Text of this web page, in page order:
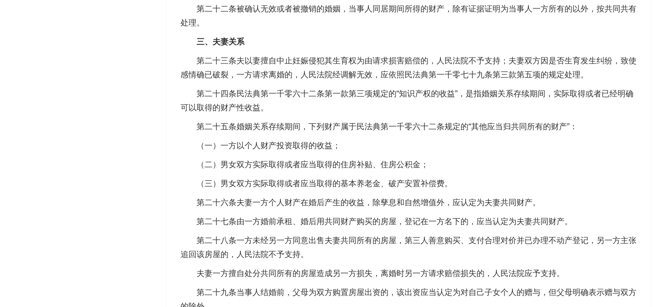
第二十二条被确认无效或者被撤销的婚姻，当事人同居期间所得的财产，除有证据证明为当事人一方所有的以外，按共同共有
处理。
三、夫妻关系
第二十三条夫以妻擅自中止妊娠侵犯其生育权为由请求损害赔偿的，人民法院不予支持；夫妻双方因是否生育发生纠纷，致使
感情确已破裂，一方请求离婚的，人民法院经调解无效，应依照民法典第一千零七十九条第三款第五项的规定处理。
第二十四条民法典第一千零六十二条第一款第三项规定的“知识产权的收益”，是指婚姻关系存续期间，实际取得或者已经明确
可以取得的财产性收益。
第二十五条婚姻关系存续期间，下列财产属于民法典第一千零六十二条规定的“其他应当归共同所有的财产”：
（一）一方以个人财产投资取得的收益；
（二）男女双方实际取得或者应当取得的住房补贴、住房公积金；
（三）男女双方实际取得或者应当取得的基本养老金、破产安置补偿费。
第二十六条夫妻一方个人财产在婚后产生的收益，除孳息和自然增值外，应认定为夫妻共同财产。
第二十七条由一方婚前承租、婚后用共同财产购买的房屋，登记在一方名下的，应当认定为夫妻共同财产。
第二十八条一方未经另一方同意出售夫妻共同所有的房屋，第三人善意购买、支付合理对价并已办理不动产登记，另一方主张
追回该房屋的，人民法院不予支持。
夫妻一方擅自处分共同所有的房屋造成另一方损失，离婚时另一方请求赔偿损失的，人民法院应予支持。
第二十九条当事人结婚前，父母为双方购置房屋出资的，该出资应当认定为对自己子女个人的赠与，但父母明确表示赠与双方